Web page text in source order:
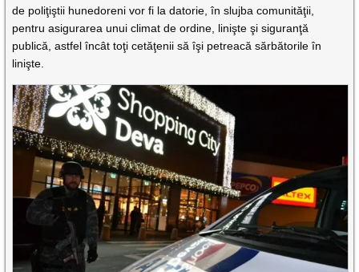
de poliţiştii hunedoreni vor fi la datorie, în slujba comunităţii,
pentru asigurarea unui climat de ordine, linişte şi siguranţă
publică, astfel încât toţi cetăţenii să îşi petreacă sărbătorile în
linişte.